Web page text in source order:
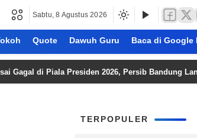
Sabtu, 8 Agustus 2026
Quote Dawuh Guru Baca di Google
di Piala Presiden 2026, Persib Bandung
TERPOPULER